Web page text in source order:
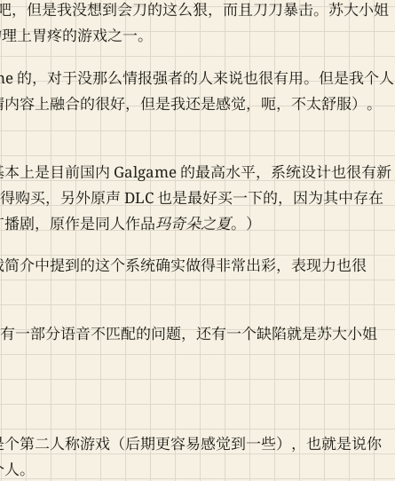
，但是我没想到会刀的这么狠，而且刀刀暴击。苏大小姐
上胃疼的游戏之一。
的，对于没那么情报强者的人来说也很有用。但是我个人
容上融合的很好，但是我还是感觉，呃，不太舒服）。
上是目前国内 Galgame 的最高水平，系统设计也很有新
购买，另外原声 DLC 也是最好买一下的，因为其中存在
剧，原作是同人作品玛奇朵之夏。）
介中提到的这个系统确实做得非常出彩，表现力也很
一部分语音不匹配的问题，还有一个缺陷就是苏大小姐
第二人称游戏（后期更容易感觉到一些），也就是说你
。